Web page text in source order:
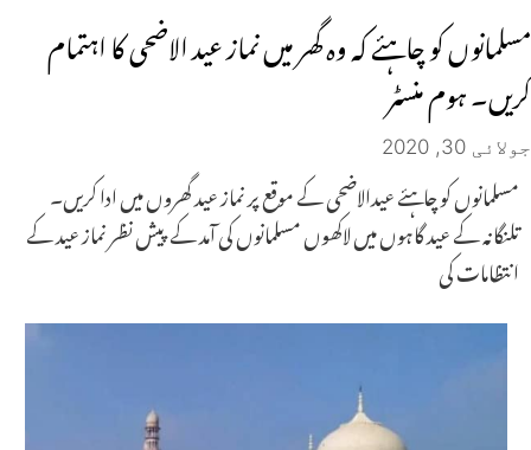
مسلمانوں کو چاہئے کہ وہ گھر میں نماز عید الاضحی کا اہتمام
کریں۔ ہوم منسٹر
جولائی 30, 2020
مسلمانوں کو چاہئے عیدالاضحی کے موقع پر نماز عید گھروں میں ادا کریں۔
تلنگانہ کے عید گاہوں میں لاکھوں مسلمانوں کی آمد کے پیش نظر نماز عید کے
انتظامات کی